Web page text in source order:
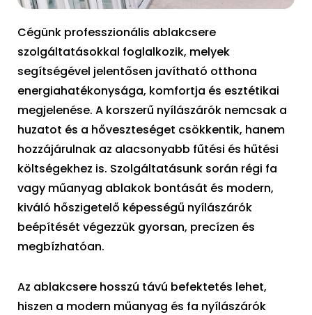
Cégünk professzionális ablakcsere
szolgáltatásokkal foglalkozik, melyek
segítségével jelentősen javítható otthona
energiahatékonysága, komfortja és esztétikai
megjelenése. A korszerű nyílászárók nemcsak a
huzatot és a hőveszteséget csökkentik, hanem
hozzájárulnak az alacsonyabb fűtési és hűtési
költségekhez is. Szolgáltatásunk során régi fa
vagy műanyag ablakok bontását és modern,
kiváló hőszigetelő képességű nyílászárók
beépítését végezzük gyorsan, precízen és
megbízhatóan.
Az ablakcsere hosszú távú befektetés lehet,
hiszen a modern műanyag és fa nyílászárók